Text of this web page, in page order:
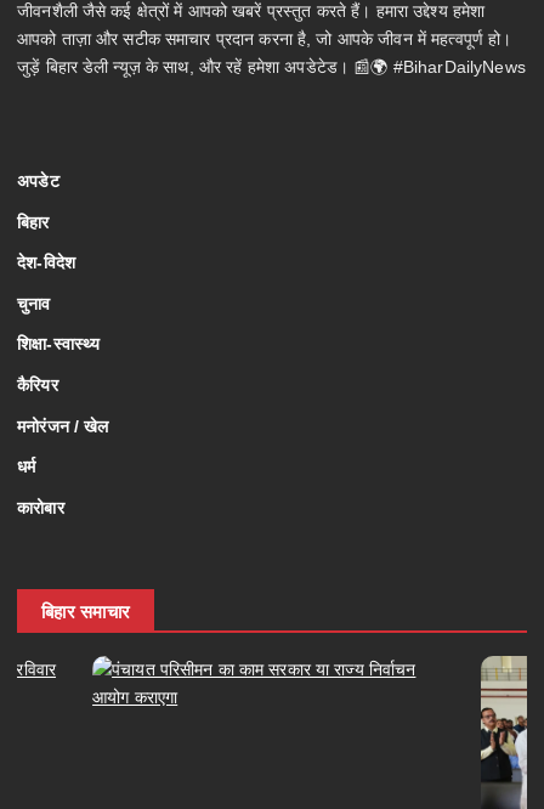
जीवनशैली जैसे कई क्षेत्रों में आपको खबरें प्रस्तुत करते हैं। हमारा उद्देश्य हमेशा
आपको ताज़ा और सटीक समाचार प्रदान करना है, जो आपके जीवन में महत्वपूर्ण हो।
जुड़ें बिहार डेली न्यूज़ के साथ, और रहें हमेशा अपडेटेड। 📰🌍 #BiharDailyNews
अपडेट
बिहार
देश-विदेश
चुनाव
शिक्षा-स्वास्थ्य
कैरियर
मनोरंजन / खेल
धर्म
कारोबार
बिहार समाचार